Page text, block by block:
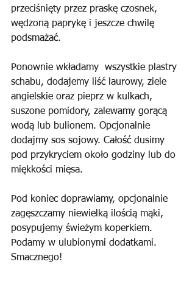
przeciśnięty przez praskę czosnek,
wędzoną paprykę i jeszcze chwilę
podsmażać.
Ponownie wkładamy  wszystkie plastry
schabu, dodajemy liść laurowy, ziele
angielskie oraz pieprz w kulkach,
suszone pomidory, zalewamy gorącą
wodą lub bulionem. Opcjonalnie
dodajmy sos sojowy. Całość dusimy
pod przykryciem około godziny lub do
miękkości mięsa.
Pod koniec doprawiamy, opcjonalnie
zagęszczamy niewielką ilością mąki,
posypujemy świeżym koperkiem.
Podamy w ulubionymi dodatkami.
Smacznego!